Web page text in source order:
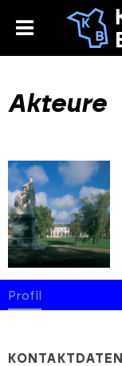
toggle
Akteure
Profil
KONTAKTDATEN